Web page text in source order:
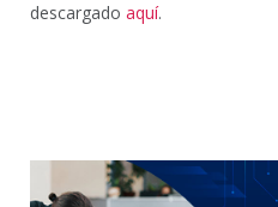
descargado aquí.